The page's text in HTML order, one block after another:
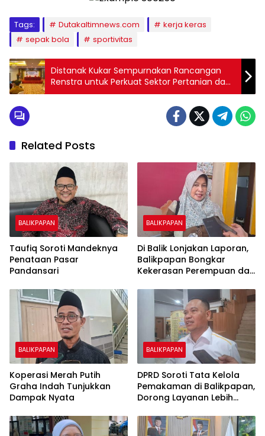
Tags: Dutakaltimnews.com
kerja keras
sepak bola
sportivitas
Distanak Kukar Sempurnakan Rancangan
Renstra untuk Perkuat Sektor Pertanian dan
Peternakan
Related Posts
BALIKPAPAN
Taufiq Soroti Mandeknya
Penataan Pasar
Pandansari
BALIKPAPAN
Di Balik Lonjakan Laporan,
Balikpapan Bongkar
Kekerasan Perempuan dan
BALIKPAPAN
Koperasi Merah Putih
Graha Indah Tunjukkan
Dampak Nyata
BALIKPAPAN
DPRD Soroti Tata Kelola
Pemakaman di Balikpapan,
Dorong Layanan Lebih
Biaya Warga